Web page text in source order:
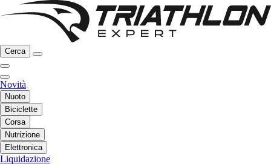
Cerca
Novità
Nuoto
Biciclette
Corsa
Nutrizione
Elettronica
Liquidazione